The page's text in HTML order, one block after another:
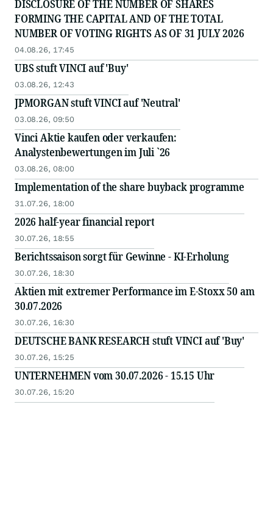
DISCLOSURE OF THE NUMBER OF SHARES
FORMING THE CAPITAL AND OF THE TOTAL
NUMBER OF VOTING RIGHTS AS OF 31 JULY 2026
04.08.26, 17:45
UBS stuft VINCI auf 'Buy'
03.08.26, 12:43
JPMORGAN stuft VINCI auf 'Neutral'
03.08.26, 09:50
Vinci Aktie kaufen oder verkaufen:
Analystenbewertungen im Juli `26
03.08.26, 08:00
Implementation of the share buyback programme
31.07.26, 18:00
2026 half-year financial report
30.07.26, 18:55
Berichtssaison sorgt für Gewinne - KI-Erholung
30.07.26, 18:30
Aktien mit extremer Performance im E-Stoxx 50 am
30.07.2026
30.07.26, 16:30
DEUTSCHE BANK RESEARCH stuft VINCI auf 'Buy'
30.07.26, 15:25
UNTERNEHMEN vom 30.07.2026 - 15.15 Uhr
30.07.26, 15:20